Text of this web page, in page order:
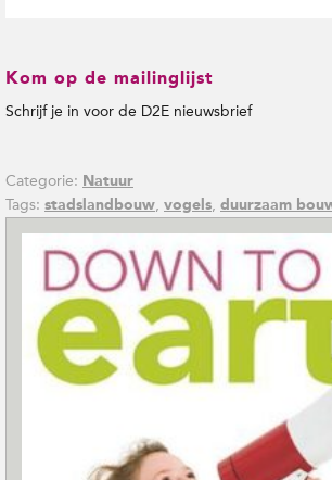
Kom op de mailinglijst
Schrijf je in voor de D2E nieuwsbrief
Categorie: Natuur
Tags: stadslandbouw, vogels, duurzaam